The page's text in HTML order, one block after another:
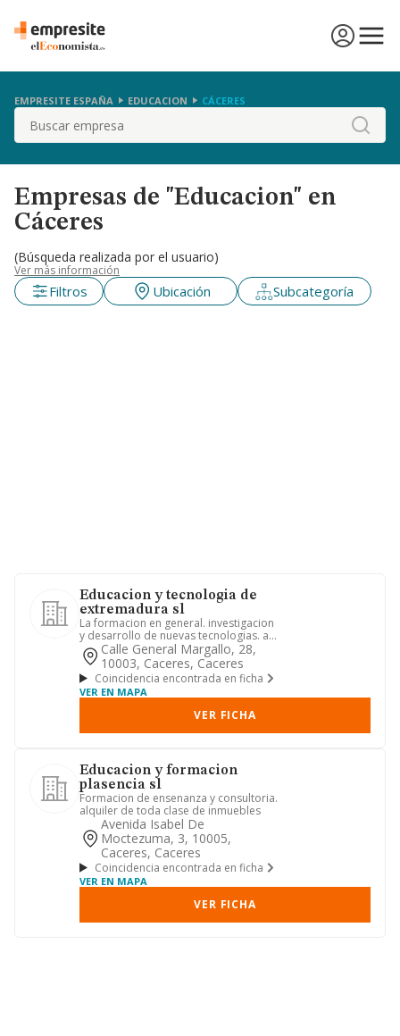
EMPRESITE ESPAÑA EDUCACION CÁCERES
Buscar
Empresas de "Educacion" en
Cáceres
(Búsqueda realizada por el usuario)
Ver más información
Filtros Ubicación Subcategoría
Educacion y tecnologia de
extremadura sl
La formacion en general. investigacion
y desarrollo de nuevas tecnologias. asi
como la venta de pro...
Calle General Margallo, 28,
10003, Caceres, Caceres
Coincidencia encontrada en ficha
VER EN MAPA
VER FICHA
Educacion y formacion
plasencia sl
Formacion de ensenanza y consultoria.
alquiler de toda clase de inmuebles
Avenida Isabel De
Moctezuma, 3, 10005,
Caceres, Caceres
Coincidencia encontrada en ficha
VER EN MAPA
VER FICHA